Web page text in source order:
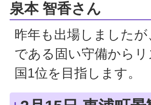
泉本 智香さん
昨年も出場しました
である固い守備から
国1位を目指します。